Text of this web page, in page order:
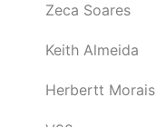
Zeca Soares
Keith Almeida
Herbertt Morais